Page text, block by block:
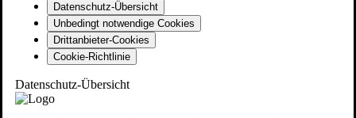
Datenschutz-Übersicht
Unbedingt notwendige Cookies
Drittanbieter-Cookies
Cookie-Richtlinie
Datenschutz-Übersicht